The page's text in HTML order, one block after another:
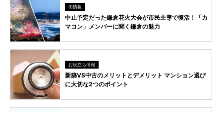
街情報
中止予定だった鎌倉花火大会が市民主導で復活！「カ
マコン」メンバーに聞く鎌倉の魅力
お役立ち情報
新築VS中古のメリットとデメリット マンション選び
に大切な2つのポイント